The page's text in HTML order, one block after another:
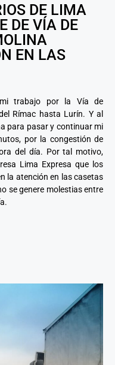
DE LIMA
DE VÍA DE
EN LAS
trabajo por la Vía de
Rímac hasta Lurín. Y al
para pasar y continuar mi
por la congestión de
del día. Por tal motivo,
Lima Expresa que los
la atención en las casetas
se genere molestias entre